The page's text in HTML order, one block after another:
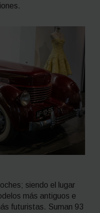
siendo el lugar
más antiguos e
futuristas. Suman 93